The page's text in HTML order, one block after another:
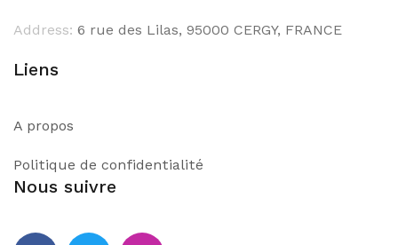
Address: 6 rue des Lilas, 95000 CERGY, FRANCE
Liens
A propos
Politique de confidentialité
Nous suivre